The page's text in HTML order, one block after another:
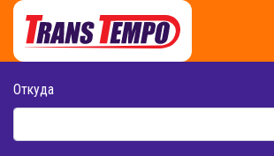
Откуда